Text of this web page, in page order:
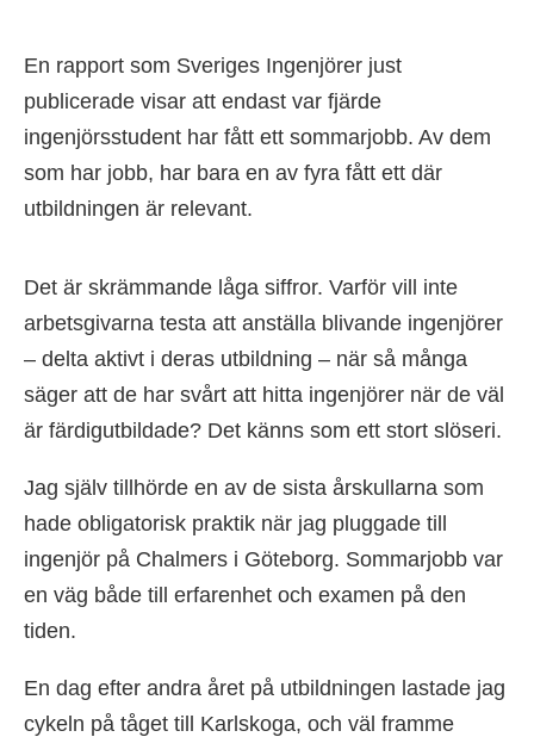
En rapport som Sveriges Ingenjörer just
publicerade visar att endast var fjärde
ingenjörsstudent har fått ett sommarjobb. Av dem
som har jobb, har bara en av fyra fått ett där
utbildningen är relevant.
Det är skrämmande låga siffror. Varför vill inte
arbetsgivarna testa att anställa blivande ingenjörer
– delta aktivt i deras utbildning – när så många
säger att de har svårt att hitta ingenjörer när de väl
är färdigutbildade? Det känns som ett stort slöseri.
Jag själv tillhörde en av de sista årskullarna som
hade obligatorisk praktik när jag pluggade till
ingenjör på Chalmers i Göteborg. Sommarjobb var
en väg både till erfarenhet och examen på den
tiden.
En dag efter andra året på utbildningen lastade jag
cykeln på tåget till Karlskoga, och väl framme